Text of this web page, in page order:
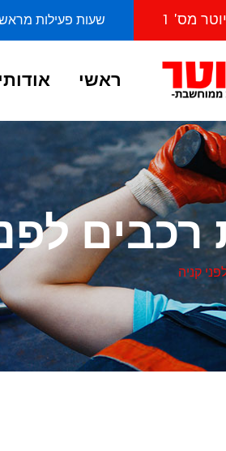
מס' 1 שעות פעילות מראשון - עד חמישי
ראשי
קניה